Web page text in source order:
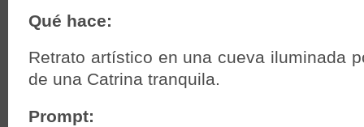
Qué hace:
Retrato artístico en una cueva iluminada
de una Catrina tranquila.
Prompt: